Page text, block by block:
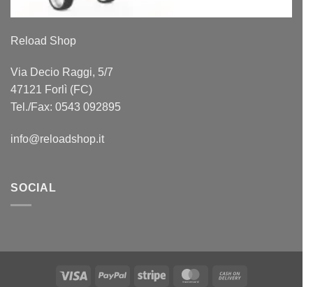
Reload Shop
Via Decio Raggi, 5/7
47121 Forlì (FC)
Tel./Fax: 0543 092895
info@reloadshop.it
SOCIAL
Visa PayPal Stripe MasterCard